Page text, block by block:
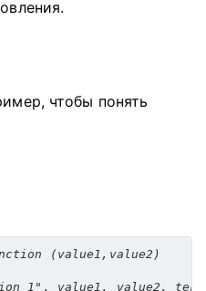
чтобы понять
(value1 , value2 )
1" , value1 , value2 ,